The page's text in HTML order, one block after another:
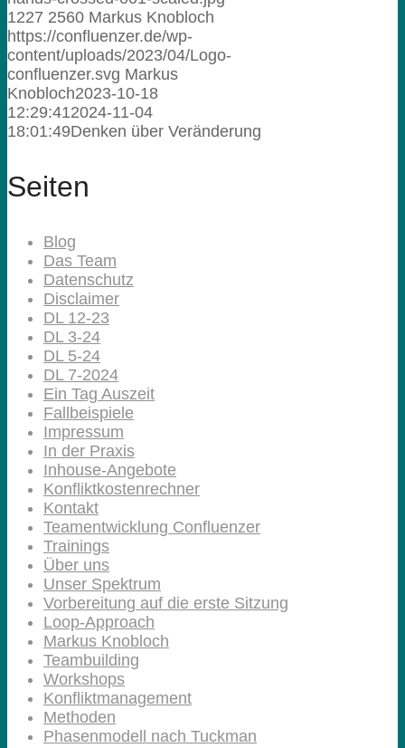
1227 2560 Markus Knobloch
https://confluenzer.de/wp-
content/uploads/2023/04/Logo-
confluenzer.svg Markus
Knobloch2023-10-18
12:29:412024-11-04
18:01:49Denken über Veränderung
Seiten
Blog
Das Team
Datenschutz
Disclaimer
DL 12-23
DL 3-24
DL 5-24
DL 7-2024
Ein Tag Auszeit
Fallbeispiele
Impressum
In der Praxis
Inhouse-Angebote
Konfliktkostenrechner
Kontakt
Teamentwicklung Confluenzer
Trainings
Über uns
Unser Spektrum
Vorbereitung auf die erste Sitzung
Loop-Approach
Markus Knobloch
Teambuilding
Workshops
Konfliktmanagement
Methoden
Phasenmodell nach Tuckman